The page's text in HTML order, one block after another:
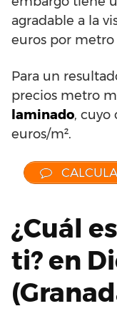
agradable a la
euros por metro
Para un
precios metro
laminado, cuyo
euros/m².
¿Cuál
ti? en